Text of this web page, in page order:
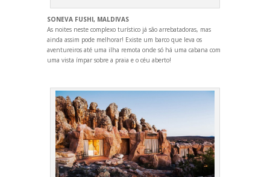
SONEVA FUSHI, MALDIVAS
As noites neste complexo turístico já são arrebatadoras, mas
ainda assim pode melhorar! Existe um barco que leva os
aventureiros até uma ilha remota onde só há uma cabana com
uma vista ímpar sobre a praia e o céu aberto!